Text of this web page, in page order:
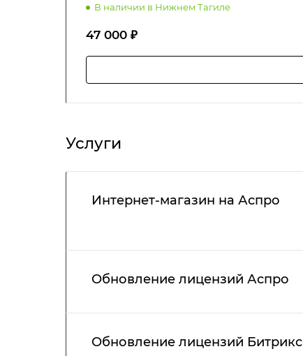
В наличии в Нижнем Тагиле
47 000 ₽
Услуги
Интернет-магазин на Аспро
Обновление лицензий Аспро
Обновление лицензий Битрикс